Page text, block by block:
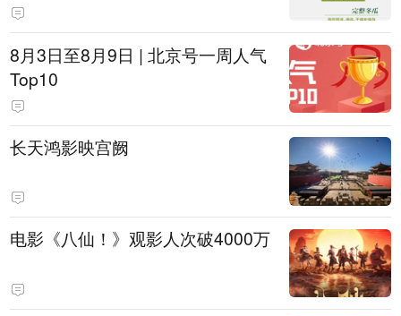
8月3日至8月9日 | 北京号一周人气
Top10
长天鸿影映宫阙
电影《八仙！》观影人次破4000万